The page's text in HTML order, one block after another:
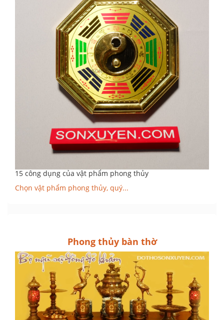
15 công dụng của vật phẩm phong thủy
Chọn vật phẩm phong thủy, quý...
Phong thủy bàn thờ